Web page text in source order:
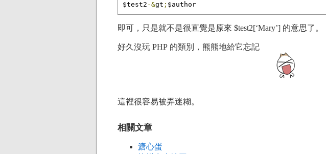
$test2 -&gt ; $author
即可，只是就不是很直覺是原來 $test2[‘Mary’] 的意思了。
好久沒玩 PHP 的類別，熊熊地給它忘記
這裡很容易被弄迷糊。
相關文章
溏心蛋